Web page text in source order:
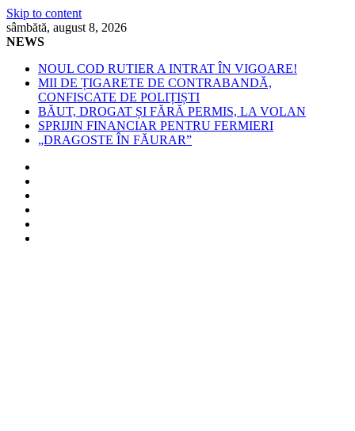
Skip to content
sâmbătă, august 8, 2026
NEWS
NOUL COD RUTIER A INTRAT ÎN VIGOARE!
MII DE ȚIGARETE DE CONTRABANDĂ,
CONFISCATE DE POLIȚIȘTI
BĂUT, DROGAT ȘI FĂRĂ PERMIS, LA VOLAN
SPRIJIN FINANCIAR PENTRU FERMIERI
„DRAGOSTE ÎN FĂURAR”